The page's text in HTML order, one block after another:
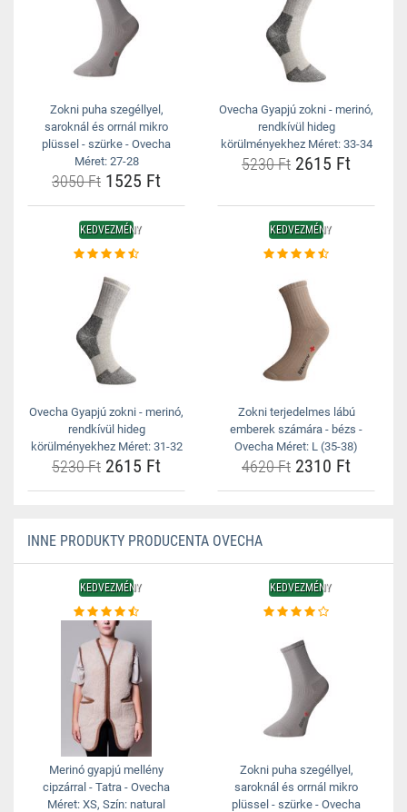
Zokni puha szegéllyel,
saroknál és orrnál mikro
plüssel - szürke - Ovecha
Méret: 27-28
3050 Ft 1525 Ft
Ovecha Gyapjú zokni - merinó,
rendkívül hideg
körülményekhez Méret: 33-34
5230 Ft 2615 Ft
KEDVEZMÉNY
Ovecha Gyapjú zokni - merinó,
rendkívül hideg
körülményekhez Méret: 31-32
5230 Ft 2615 Ft
KEDVEZMÉNY
Zokni terjedelmes lábú
emberek számára - bézs -
Ovecha Méret: L (35-38)
4620 Ft 2310 Ft
INNE PRODUKTY PRODUCENTA OVECHA
KEDVEZMÉNY
Merinó gyapjú mellény
cipzárral - Tatra - Ovecha
Méret: XS, Szín: natural
KEDVEZMÉNY
Zokni puha szegéllyel,
saroknál és orrnál mikro
plüssel - szürke - Ovecha